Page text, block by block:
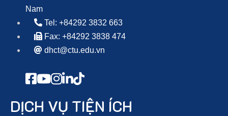
Nam
Tel: +84292 3832 663
Fax: +84292 3838 474
dhct@ctu.edu.vn
DỊCH VỤ TIỆN ÍCH